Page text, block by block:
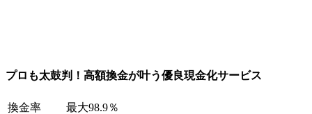
プロも太鼓判！高額換金が叶う優良現金化サービス
換金率
最大98.9％